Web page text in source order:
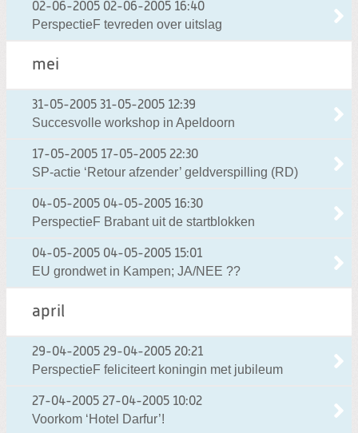
02-06-2005 02-06-2005 16:40
PerspectieF tevreden over uitslag
mei
31-05-2005 31-05-2005 12:39
Succesvolle workshop in Apeldoorn
17-05-2005 17-05-2005 22:30
SP-actie ‘Retour afzender’ geldverspilling (RD)
04-05-2005 04-05-2005 16:30
PerspectieF Brabant uit de startblokken
04-05-2005 04-05-2005 15:01
EU grondwet in Kampen; JA/NEE ??
april
29-04-2005 29-04-2005 20:21
PerspectieF feliciteert koningin met jubileum
27-04-2005 27-04-2005 10:02
Voorkom ‘Hotel Darfur’!